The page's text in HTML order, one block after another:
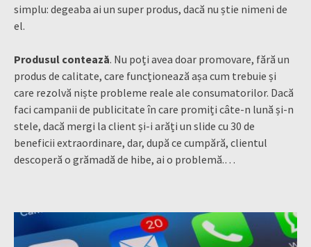
simplu: degeaba ai un super produs, dacă nu știe nimeni de
el.
Produsul contează. Nu poți avea doar promovare, fără un
produs de calitate, care funcționează așa cum trebuie și
care rezolvă niște probleme reale ale consumatorilor. Dacă
faci campanii de publicitate în care promiți câte-n lună și-n
stele, dacă mergi la client și-i arăți un slide cu 30 de
beneficii extraordinare, dar, după ce cumpără, clientul
descoperă o grămadă de hibe, ai o problemă.…